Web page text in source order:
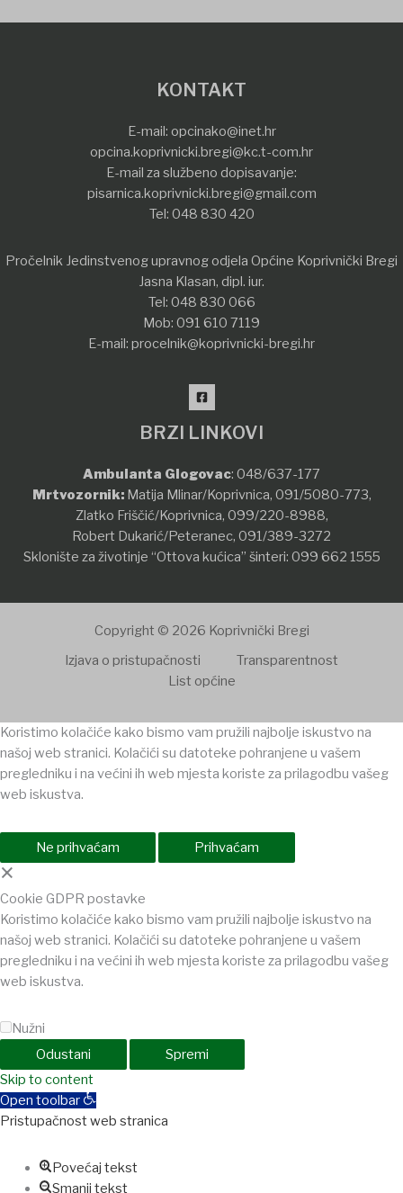
KONTAKT
E-mail: opcinako@inet.hr
opcina.koprivnicki.bregi@kc.t-com.hr
E-mail za službeno dopisavanje:
pisarnica.koprivnicki.bregi@gmail.com
Tel: 048 830 420
Pročelnik Jedinstvenog upravnog odjela Općine Koprivnički Bregi
Jasna Klasan, dipl. iur.
Tel: 048 830 066
Mob: 091 610 7119
E-mail: procelnik@koprivnicki-bregi.hr
BRZI LINKOVI
Ambulanta Glogovac: 048/637-177
Mrtvozornik:Matija Mlinar/Koprivnica, 091/5080-773,
Zlatko Friščić/Koprivnica, 099/220-8988,
Robert Dukarić/Peteranec, 091/389-3272
Sklonište za životinje “Ottova kućica” šinteri: 099 662 1555
Copyright © 2026 Koprivnički Bregi
Izjava o pristupačnosti
Transparentnost
List općine
Koristimo kolačiće kako bismo vam pružili najbolje iskustvo na
našoj web stranici. Kolačići su datoteke pohranjene u vašem
pregledniku i na većini ih web mjesta koriste za prilagodbu vašeg
web iskustva.
Ne prihvaćam Prihvaćam
×
Cookie GDPR postavke
Koristimo kolačiće kako bismo vam pružili najbolje iskustvo na
našoj web stranici. Kolačići su datoteke pohranjene u vašem
pregledniku i na većini ih web mjesta koriste za prilagodbu vašeg
web iskustva.
Nužni
Odustani
Spremi
Holiganbet
Skip to content
Open toolbar
Pristupačnost web stranica
Povećaj tekst
Smanji tekst